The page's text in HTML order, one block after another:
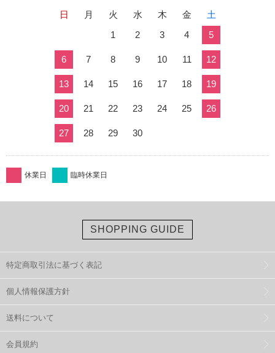
日 月 火 水 木 金
土
1
2 3 4 5
6 7 8 9 10 11 12
13 14 15 16 17 18 19
20 21 22 23 24 25 26
27 28 29 30
休業日 臨時休業日
SHOPPING GUIDE
特定商取引法に基づく表記
個人情報保護方針
送料について
会員規約